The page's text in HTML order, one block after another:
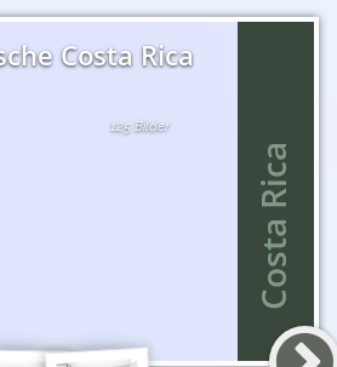
Costa Rica
125 Bilder
Costa Rica